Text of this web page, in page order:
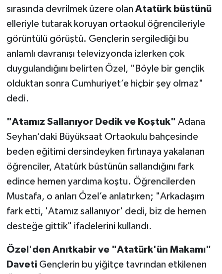
sırasında devrilmek üzere olan Atatürk büstünü
elleriyle tutarak koruyan ortaokul öğrencileriyle
görüntülü görüştü. Gençlerin sergilediği bu
anlamlı davranışı televizyonda izlerken çok
duygulandığını belirten Özel, "Böyle bir gençlik
olduktan sonra Cumhuriyet’e hiçbir şey olmaz"
dedi.
"Atamız Sallanıyor Dedik ve Koştuk" Adana
Seyhan’daki Büyüksaat Ortaokulu bahçesinde
beden eğitimi dersindeyken fırtınaya yakalanan
öğrenciler, Atatürk büstünün sallandığını fark
edince hemen yardıma koştu. Öğrencilerden
Mustafa, o anları Özel’e anlatırken; "Arkadaşım
fark etti, 'Atamız sallanıyor' dedi, biz de hemen
desteğe gittik" ifadelerini kullandı.
Özel'den Anıtkabir ve "Atatürk'ün Makamı"
DavetiGençlerin bu yiğitçe tavrından etkilenen